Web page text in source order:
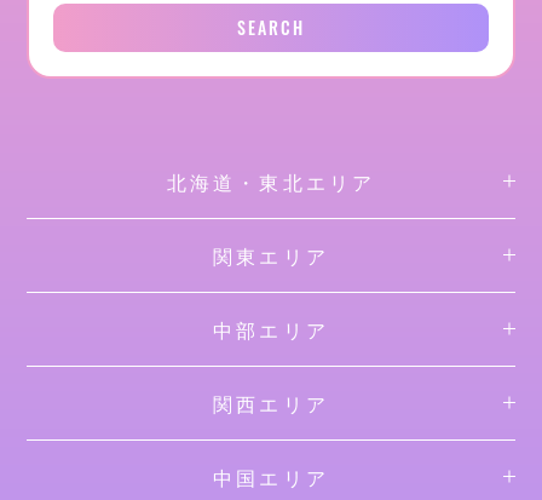
SEARCH
北海道・東北エリア
関東エリア
中部エリア
関西エリア
中国エリア